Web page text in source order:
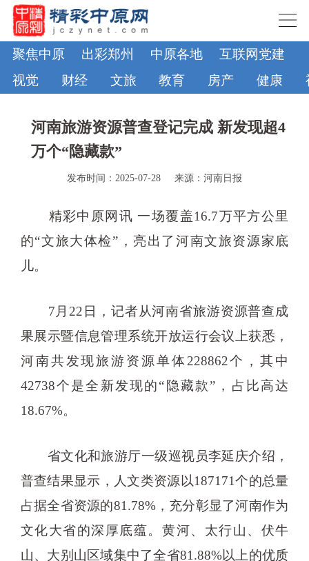
聚焦中原 出彩郑州 中原各地 互联网党建
视觉
财经 文旅 教育 房产 健康
河南旅游资源普查登记完成 新发现超4
万个“隐藏款”
发布时间：2025-07-28 来源：河南日报
精彩中原网讯 一场覆盖16.7万平方公里
的“文旅大体检”，亮出了河南文旅资源家底
儿。
7月22日，记者从河南省旅游资源普查成
果展示暨信息管理系统开放运行会议上获悉，
河南共发现旅游资源单体228862个，其中
42738个是全新发现的“隐藏款”，占比高达
18.67%。
省文化和旅游厅一级巡视员李延庆介绍，
普查结果显示，人文类资源以187171个的总量
占据全省资源的81.78%，充分彰显了河南作为
文化大省的深厚底蕴。黄河、太行山、伏牛
山、大别山区域集中了全省81.88%以上的优质